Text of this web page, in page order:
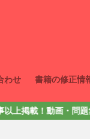
わせ 書籍の修正情
集・LINEスタンプ